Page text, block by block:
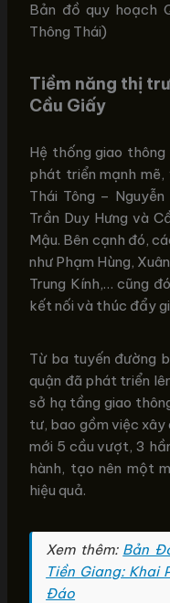
Bản đồ quy hoạch
Thông Thái)
Tiềm năng thị
Cầu Giấy
Hệ thống giao
phát triển mạnh
Thái Tông –
Trần Duy Hưng và
Mậu. Bên cạnh đó,
như Phạm Hùng,
Trung Kính,… cũng
kết nối và thúc đẩy
Từ ba tuyến đường
quận đã phát triển
sở hạ tầng giao
tư, bao gồm việc
mới 5 cầu vượt, 3
hành, tạo nên một
hiệu quả.
Xem thêm: Bản
Tiền Giang: Khai
Đáo